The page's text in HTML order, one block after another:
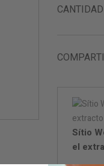
CANTIDAD
Sítio
el